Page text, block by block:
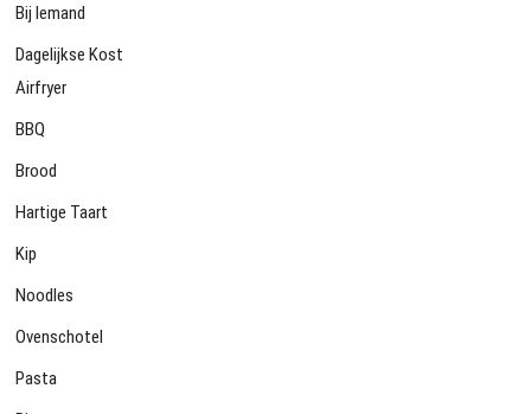
Bij Iemand
Dagelijkse Kost
Airfryer
BBQ
Brood
Hartige Taart
Kip
Noodles
Ovenschotel
Pasta